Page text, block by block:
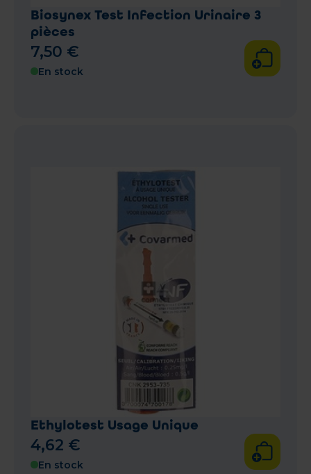
Biosynex Test Infection Urinaire 3
pièces
7,50 €
En stock
Ethylotest Usage Unique
4,62 €
En stock